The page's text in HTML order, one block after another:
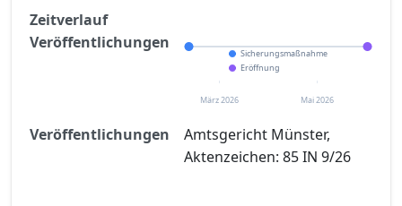
Zeitverlauf
Veröffentlichungen
Sicherungsmaßnahme
Eröffnung
März 2026 Mai 2026
Veröffentlichungen
Amtsgericht Münster,
Aktenzeichen: 85 IN 9/26